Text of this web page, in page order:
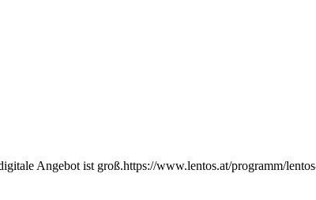
Angebot ist groß.https://www.lentos.at/programm/